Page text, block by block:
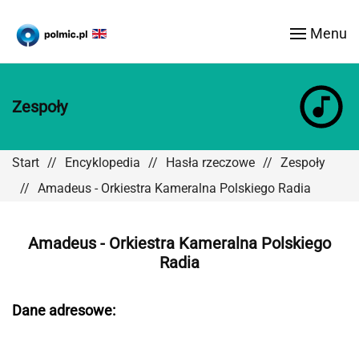
Menu
Zespoły
Start Encyklopedia Hasła rzeczowe
Zespoły
Amadeus - Orkiestra Kameralna Polskiego Radia
Amadeus - Orkiestra Kameralna Polskiego
Radia
Dane adresowe: